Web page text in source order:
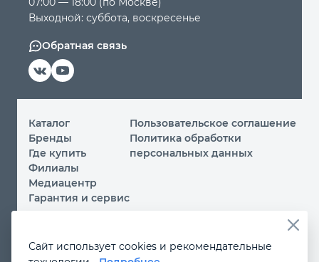
Выходной: суббота, воскресенье
Обратная связь
Каталог
Бренды
Где купить
Филиалы
Медиацентр
Гарантия и сервис
Пользовательское соглашение
Политика обработки
персональных данных
Вы принимаете условияполитики обработки
Сайт использует cookies и рекомендательные